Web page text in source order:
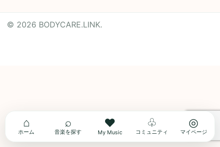
⌂
ホーム
⌕
音楽を探す
♥
My Music
♧
コミュニティ
◎
マイページ
© 2026 BODYCARE.LINK.